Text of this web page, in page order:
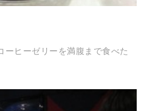
ーヒーゼリーを満腹まで食べた